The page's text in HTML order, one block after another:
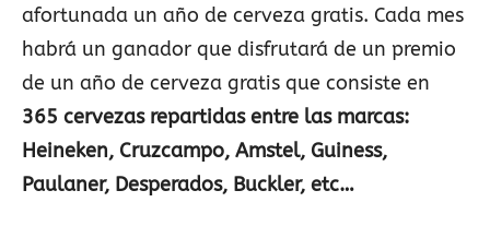
afortunada un año de cerveza gratis. Cada mes
habrá un ganador que disfrutará de un premio
de un año de cerveza gratis que consiste en
365 cervezas repartidas entre las marcas:
Heineken, Cruzcampo, Amstel, Guiness,
Paulaner, Desperados, Buckler, etc…